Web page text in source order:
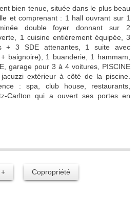
bien tenue, située dans le plus beau
et comprenant : 1 hall ouvrant sur 1
double foyer donnant sur 2
1 cuisine entièrement équipée, 3
+ 3 SDE attenantes, 1 suite avec
baignoire), 1 buanderie, 1 hammam,
garage pour 3 à 4 voitures, PISCINE
extérieur à côté de la piscine.
: spa, club house, restaurants,
Carlton qui a ouvert ses portes en
Copropriété